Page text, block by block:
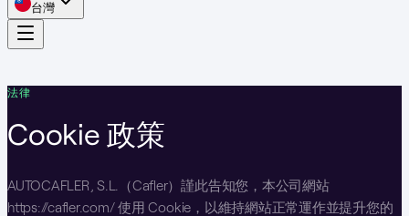
台灣
法律
Cookie 政策
AUTOCAFLER, S.L.（Cafler）謹此告知您，本公司網站
https://cafler.com/ 使用 Cookie，以維持網站正常運作並提升您的